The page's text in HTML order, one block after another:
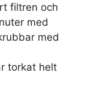
filtren och
med
med
torkat helt